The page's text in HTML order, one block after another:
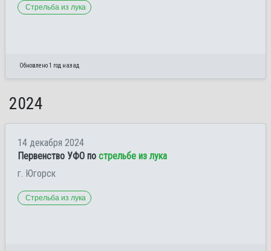
Стрельба из лука
Обновлено 1 год назад
2024
14 декабря 2024
Первенство УФО по стрельбе из лука
г. Югорск
Стрельба из лука